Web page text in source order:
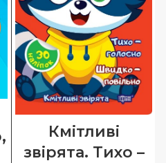
Кмітливі
звірята. Тихо –